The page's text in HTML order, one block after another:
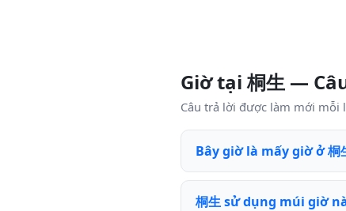
Giờ tại 桐生 —
Câu trả lời được làm mới mỗi
Bây giờ là mấy giờ ở 桐
桐生 sử dụng múi giờ